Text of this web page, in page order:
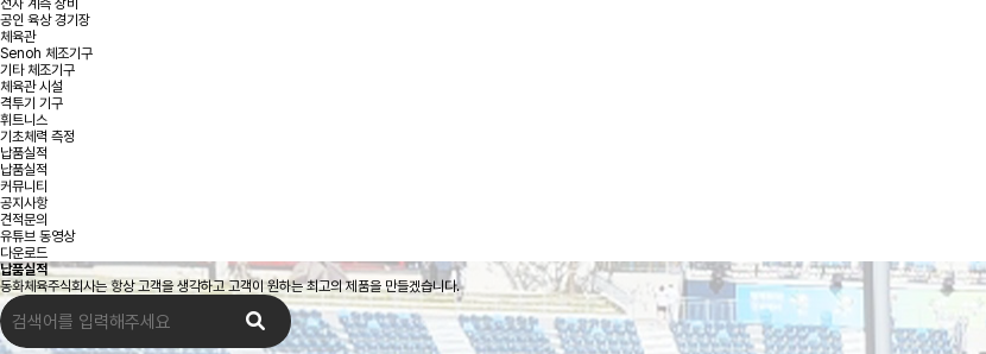
전자 계측 장비
공인 육상 경기장
체육관
Senoh 체조기구
기타 체조기구
체육관 시설
격투기 기구
휘트니스
기초체력 측정
납품실적
납품실적
커뮤니티
공지사항
견적문의
유튜브 동영상
다운로드
납품실적
동화체육주식회사는 항상 고객을 생각하고 고객이 원하는 최고의 제품을 만들겠습니다.